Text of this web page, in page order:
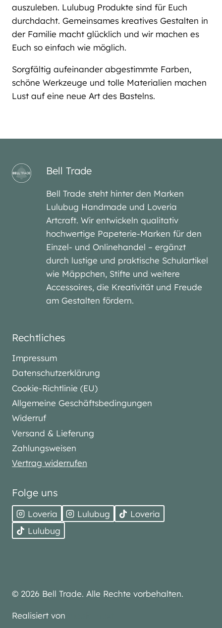
auszuleben. Lulubug Produkte sind für Euch
durchdacht. Gemeinsames kreatives Gestalten in
der Familie macht glücklich und wir machen es
Euch so einfach wie möglich.
Sorgfältig aufeinander abgestimmte Farben,
schöne Werkzeuge und tolle Materialien machen
Lust auf eine neue Art des Bastelns.
Bell Trade
Bell Trade steht hinter den Marken
Lulubug Handmade und Loveria
Artcraft. Wir entwickeln qualitativ
hochwertige Papeterie-Marken für den
Einzel- und Onlinehandel – ergänzt
durch lustige und praktische Schulartikel
wie Mäppchen, Stifte und weitere
Accessoires, die Kreativität und Freude
am Gestalten fördern.
Rechtliches
Impressum
Datenschutzerklärung
Cookie-Richtlinie (EU)
Allgemeine Geschäftsbedingungen
Widerruf
Versand & Lieferung
Zahlungsweisen
Vertrag widerrufen
Folge uns
Loveria Lulubug
Loveria
Lulubug
© 2026 Bell Trade. Alle Rechte vorbehalten.
Realisiert von